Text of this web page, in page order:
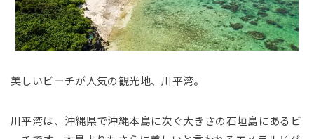
美しいビーチが人気の観光地、川平湾。
川平湾は、沖縄県で沖縄本島に次ぐ大きさの石垣島にあるビ